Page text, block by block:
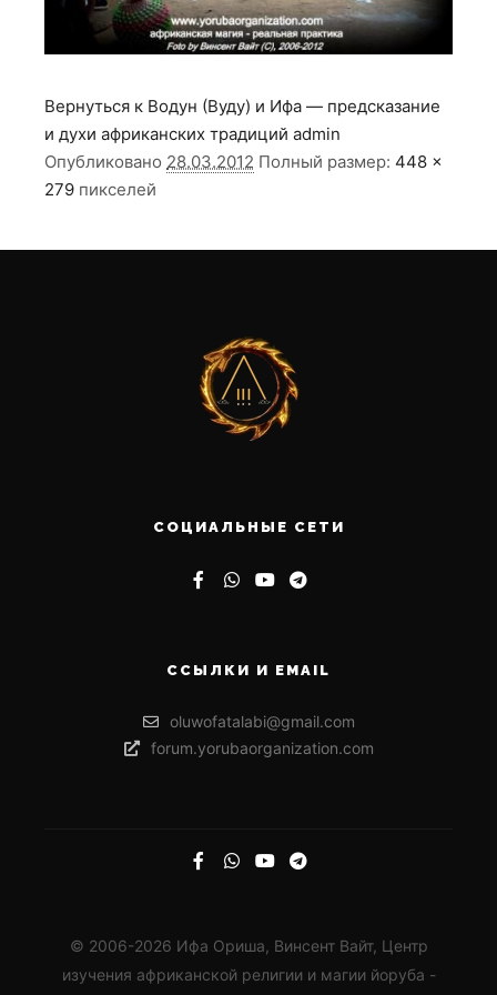
Вернуться к Водун (Вуду) и Ифа — предсказание
и духи африканских традиций admin
Опубликовано 28.03.2012 Полный размер: 448 ×
279 пикселей
СОЦИАЛЬНЫЕ СЕТИ
ССЫЛКИ И EMAIL
oluwofatalabi@gmail.com
forum.yorubaorganization.com
© 2006-2026 Ифа Ориша, Винсент Вайт, Центр
изучения африканской религии и магии йоруба -